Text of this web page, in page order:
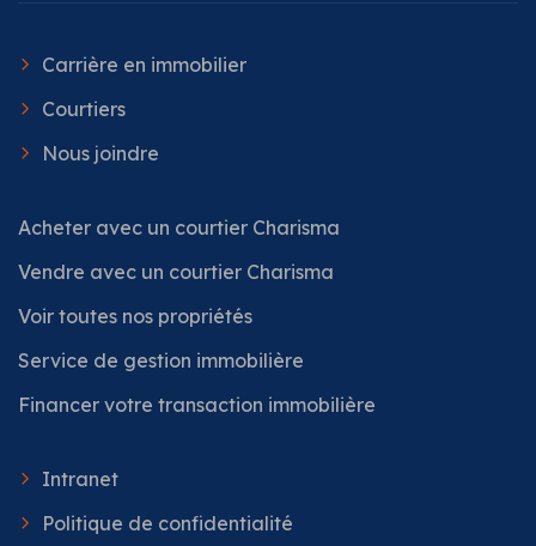
Carrière en immobilier
Courtiers
Nous joindre
Acheter avec un courtier Charisma
Vendre avec un courtier Charisma
Voir toutes nos propriétés
Service de gestion immobilière
Financer votre transaction immobilière
Intranet
Politique de confidentialité